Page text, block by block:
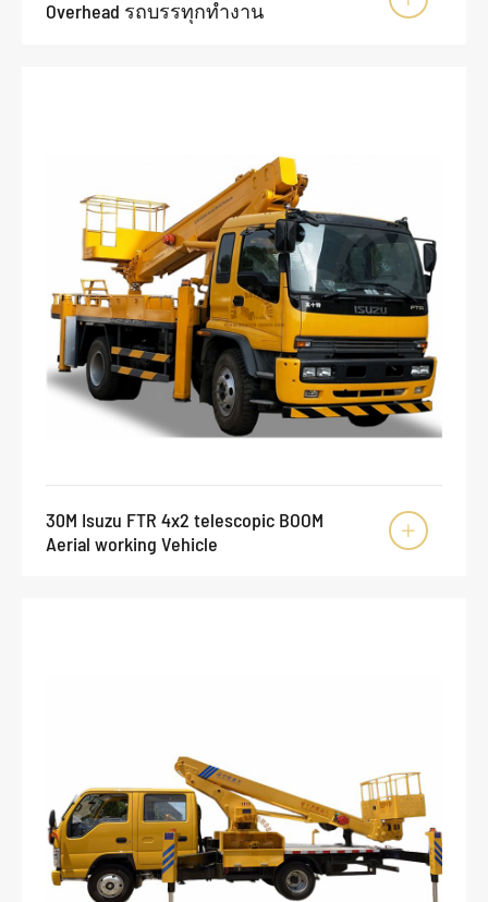
Overhead รถบรรทุกทำงาน
30M Isuzu FTR 4x2 telescopic BOOM
Aerial working Vehicle
